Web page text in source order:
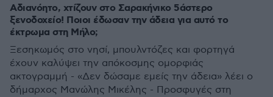
Αδιανόητο, χτίζουν στο Σαρακήνικο 5άστερο
ξενοδοχείο! Ποιοι έδωσαν την άδεια για αυτό το
έκτρωμα στη Μήλο;
Ξεσηκωμός στο νησί, μπουλντόζες και φορτηγά
έχουν καλύψει την απόκοσμης ομορφιάς
ακτογραμμή - «Δεν δώσαμε εμείς την άδεια» λέει ο
δήμαρχος Μανώλης Μικέλης - Προσφυγές στη